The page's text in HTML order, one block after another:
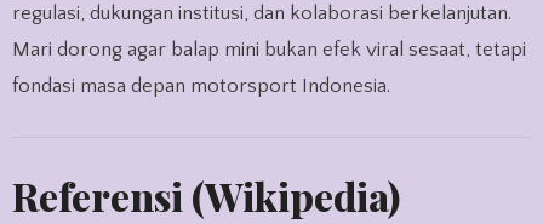
regulasi, dukungan institusi, dan kolaborasi berkelanjutan.
Mari dorong agar balap mini bukan efek viral sesaat, tetapi
fondasi masa depan motorsport Indonesia.
Referensi (Wikipedia)